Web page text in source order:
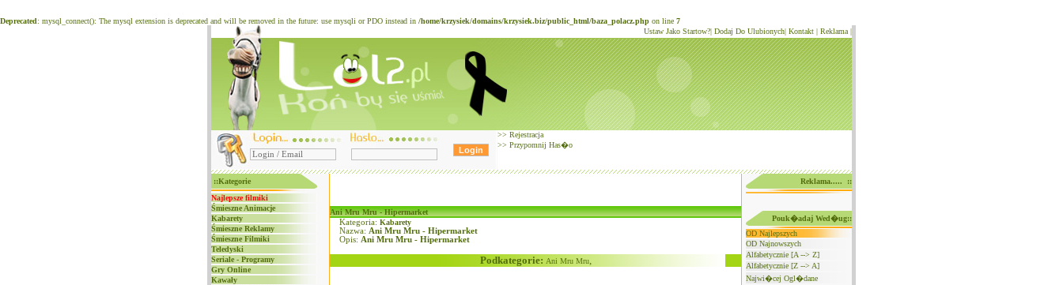
Deprecated: mysql_connect(): The mysql extension is deprecated and will be removed in the future: use mysqli or PDO instead in /home/krzysiek/domains/krzysiek.biz/public_html/baza_polacz.php on line 7
Ustaw Jako Startow?| Dodaj Do Ulubionych| Kontakt | Reklama |
>> Rejestracja
>> Przypomnij Has�o
::Kategorie
Najlepsze filmiki
Śmieszne Animacje
Kabarety
Śmieszne Reklamy
Śmieszne Filmiki
Teledyski
Seriale - Programy
Gry Online
Kawały
Ani Mru Mru - Hipermarket
Kategoria: Kabarety
Nazwa: Ani Mru Mru - Hipermarket
Opis: Ani Mru Mru - Hipermarket
Podkategorie: Ani Mru Mru,
Reklama..... ::
Pouk�adaj Wed�ug::
OD Najlepszych
OD Najnowszych
Alfabetycznie [A --> Z]
Alfabetycznie [Z --> A]
Najwi�cej Ogl�dane